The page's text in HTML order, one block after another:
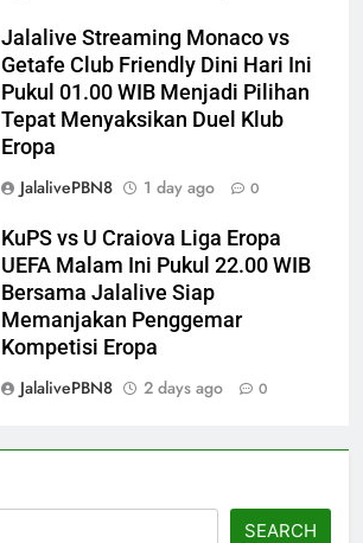
Jalalive Streaming Monaco vs
Getafe Club Friendly Dini Hari Ini
Pukul 01.00 WIB Menjadi Pilihan
Tepat Menyaksikan Duel Klub
Eropa
JalalivePBN8
1 day ago 0
KuPS vs U Craiova Liga Eropa
UEFA Malam Ini Pukul 22.00 WIB
Bersama Jalalive Siap
Memanjakan Penggemar
Kompetisi Eropa
JalalivePBN8
2 days ago 0
SEARCH